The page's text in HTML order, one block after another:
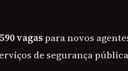
590 vagaspara novos
de segurança